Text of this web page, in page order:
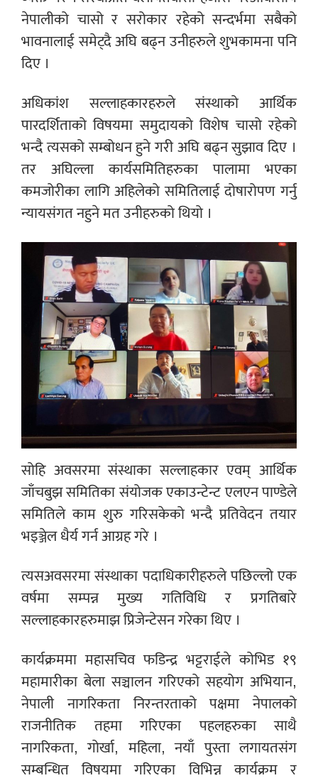
नेपालीको चासो र सरोकार रहेको सन्दर्भमा सबैको
भावनालाई समेट्दै अघि बढ्न उनीहरुले शुभकामना पनि
दिए ।
अधिकांश सल्लाहकारहरुले संस्थाको आर्थिक
पारदर्शिताको विषयमा समुदायको विशेष चासो रहेको
भन्दै त्यसको सम्बोधन हुने गरी अघि बढ्न सुझाव दिए ।
तर अघिल्ला कार्यसमितिहरुका पालामा भएका
कमजोरीका लागि अहिलेको समितिलाई दोषारोपण गर्नु
न्यायसंगत नहुने मत उनीहरुको थियो ।
सोहि अवसरमा संस्थाका सल्लाहकार एवम् आर्थिक
जाँचबुझ समितिका संयोजक एकाउन्टेन्ट एलएन पाण्डेले
समितिले काम शुरु गरिसकेको भन्दै प्रतिवेदन तयार
भइञ्जेल धैर्य गर्न आग्रह गरे ।
त्यसअवसरमा संस्थाका पदाधिकारीहरुले पछिल्लो एक
वर्षमा सम्पन्न मुख्य गतिविधि र प्रगतिबारे
सल्लाहकारहरुमाझ प्रिजेन्टेसन गरेका थिए ।
कार्यक्रममा महासचिव फडिन्द्र भट्टराईले कोभिड १९
महामारीका बेला सञ्चालन गरिएको सहयोग अभियान,
नेपाली नागरिकता निरन्तरताको पक्षमा नेपालको
राजनीतिक तहमा गरिएका पहलहरुका साथै
नागरिकता, गोर्खा, महिला, नयाँ पुस्ता लगायतसंग
सम्बन्धित विषयमा गरिएका विभिन्न कार्यक्रम र